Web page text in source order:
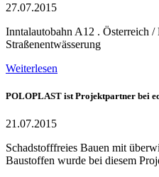
27.07.2015
Inntalautobahn A12 . Österreich /
Straßenentwässerung
Weiterlesen
POLOPLAST ist Projektpartner bei
21.07.2015
Schadstofffreies Bauen mit
Baustoffen wurde bei diesem